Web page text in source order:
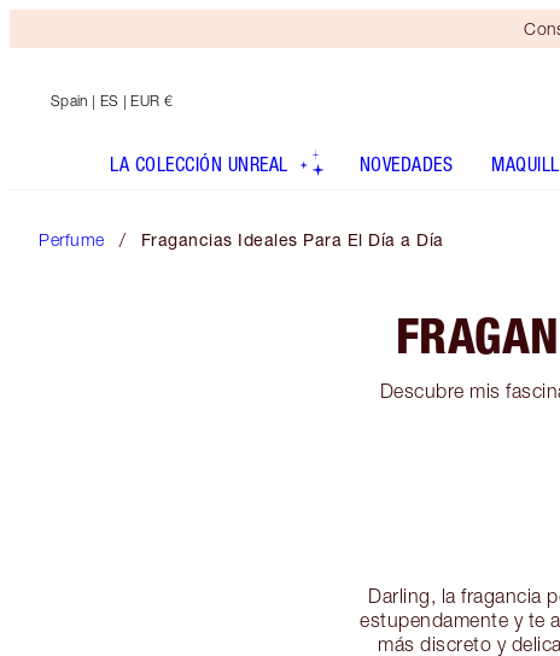
Spain | ES | EUR €
LA COLECCIÓN UNREAL NOVEDADES
Perfume Fragancias Ideales Para El Día a Día
Descubre mis
Darling, la fragancia
estupendamente y te
más discreto y